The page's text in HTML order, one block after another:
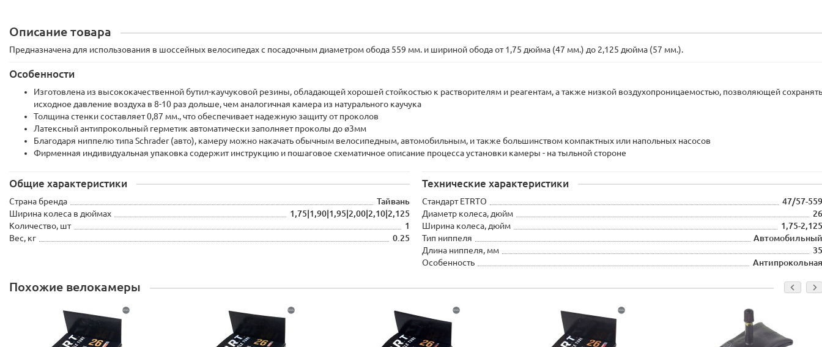
Описание товара
Предназначена для использования в шоссейных велосипедах с посадочным диаметром обода 559 мм. и шириной обода от 1,75 дюйма (47 мм.) до 2,125 дюйма (57 мм.).
Особенности
Изготовлена из высококачественной бутил-каучуковой резины, обладающей хорошей стойкостью к растворителям и реагентам, а также низкой воздухопроницаемостью, позволяющей сохранять
исходное давление воздуха в 8-10 раз дольше, чем аналогичная камера из натурального каучука
Толщина стенки составляет 0,87 мм., что обеспечивает надежную защиту от проколов
Латексный антипрокольный герметик автоматически заполняет проколы до ø3мм
Благодаря ниппелю типа Schrader (авто), камеру можно накачать обычным велосипедным, автомобильным, и также большинством компактных или напольных насосов
Фирменная индивидуальная упаковка содержит инструкцию и пошаговое схематичное описание процесса установки камеры - на тыльной стороне
Общие характеристики
Страна бренда
Тайвань
Ширина колеса в дюймах
1,75|1,90|1,95|2,00|2,10|2,125
Количество, шт
1
Вес, кг
0.25
Технические характеристики
Стандарт ETRTO
47/57-559
Диаметр колеса, дюйм
26
Ширина колеса, дюйм
1,75-2,125
Тип ниппеля
Автомобильный
Длина ниппеля, мм
35
Особенность
Антипрокольная
Похожие велокамеры